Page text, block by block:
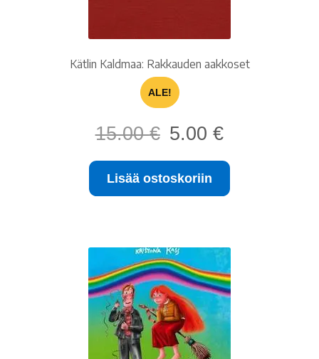
Kätlin Kaldmaa: Rakkauden aakkoset
ALE!
15.00€
Alkuperäinen
hinta
oli:
15.00 €.
5.00€Nykyinen
on:
Lisää ostoskoriin